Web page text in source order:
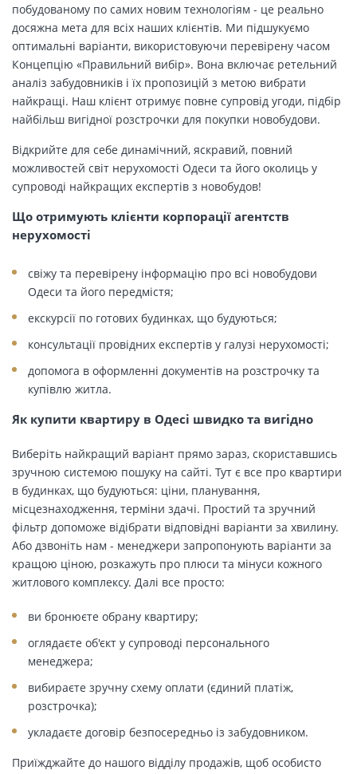
побудованому по самих новим технологіям - це реально
досяжна мета для всіх наших клієнтів. Ми підшукуємо
оптимальні варіанти, використовуючи перевірену часом
Концепцію «Правильний вибір». Вона включає ретельний
аналіз забудовників і їх пропозицій з метою вибрати
найкращі. Наш клієнт отримує повне супровід угоди, підбір
найбільш вигідної розстрочки для покупки новобудови.
Відкрийте для себе динамічний, яскравий, повний
можливостей світ нерухомості Одеси та його околиць у
супроводі найкращих експертів з новобудов!
Що отримують клієнти корпорації агентств
нерухомості
свіжу та перевірену інформацію про всі новобудови
Одеси та його передмістя;
екскурсії по готових будинках, що будуються;
консультації провідних експертів у галузі нерухомості;
допомога в оформленні документів на розстрочку та
купівлю житла.
Як купити квартиру в Одесі швидко та вигідно
Виберіть найкращий варіант прямо зараз, скориставшись
зручною системою пошуку на сайті. Тут є все про квартири
в будинках, що будуються: ціни, планування,
місцезнаходження, терміни здачі. Простий та зручний
фільтр допоможе відібрати відповідні варіанти за хвилину.
Або дзвоніть нам - менеджери запропонують варіанти за
кращою ціною, розкажуть про плюси та мінуси кожного
житлового комплексу. Далі все просто:
ви бронюєте обрану квартиру;
оглядаєте об'єкт у супроводі персонального
менеджера;
вибираєте зручну схему оплати (єдиний платіж,
розстрочка);
укладаєте договір безпосередньо із забудовником.
Приїжджайте до нашого відділу продажів, щоб особисто